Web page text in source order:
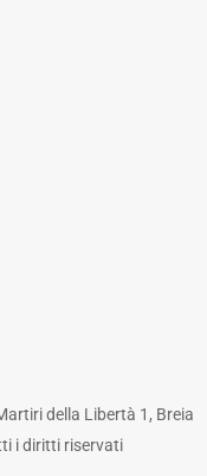
della Libertà 1, Breia
i diritti riservati